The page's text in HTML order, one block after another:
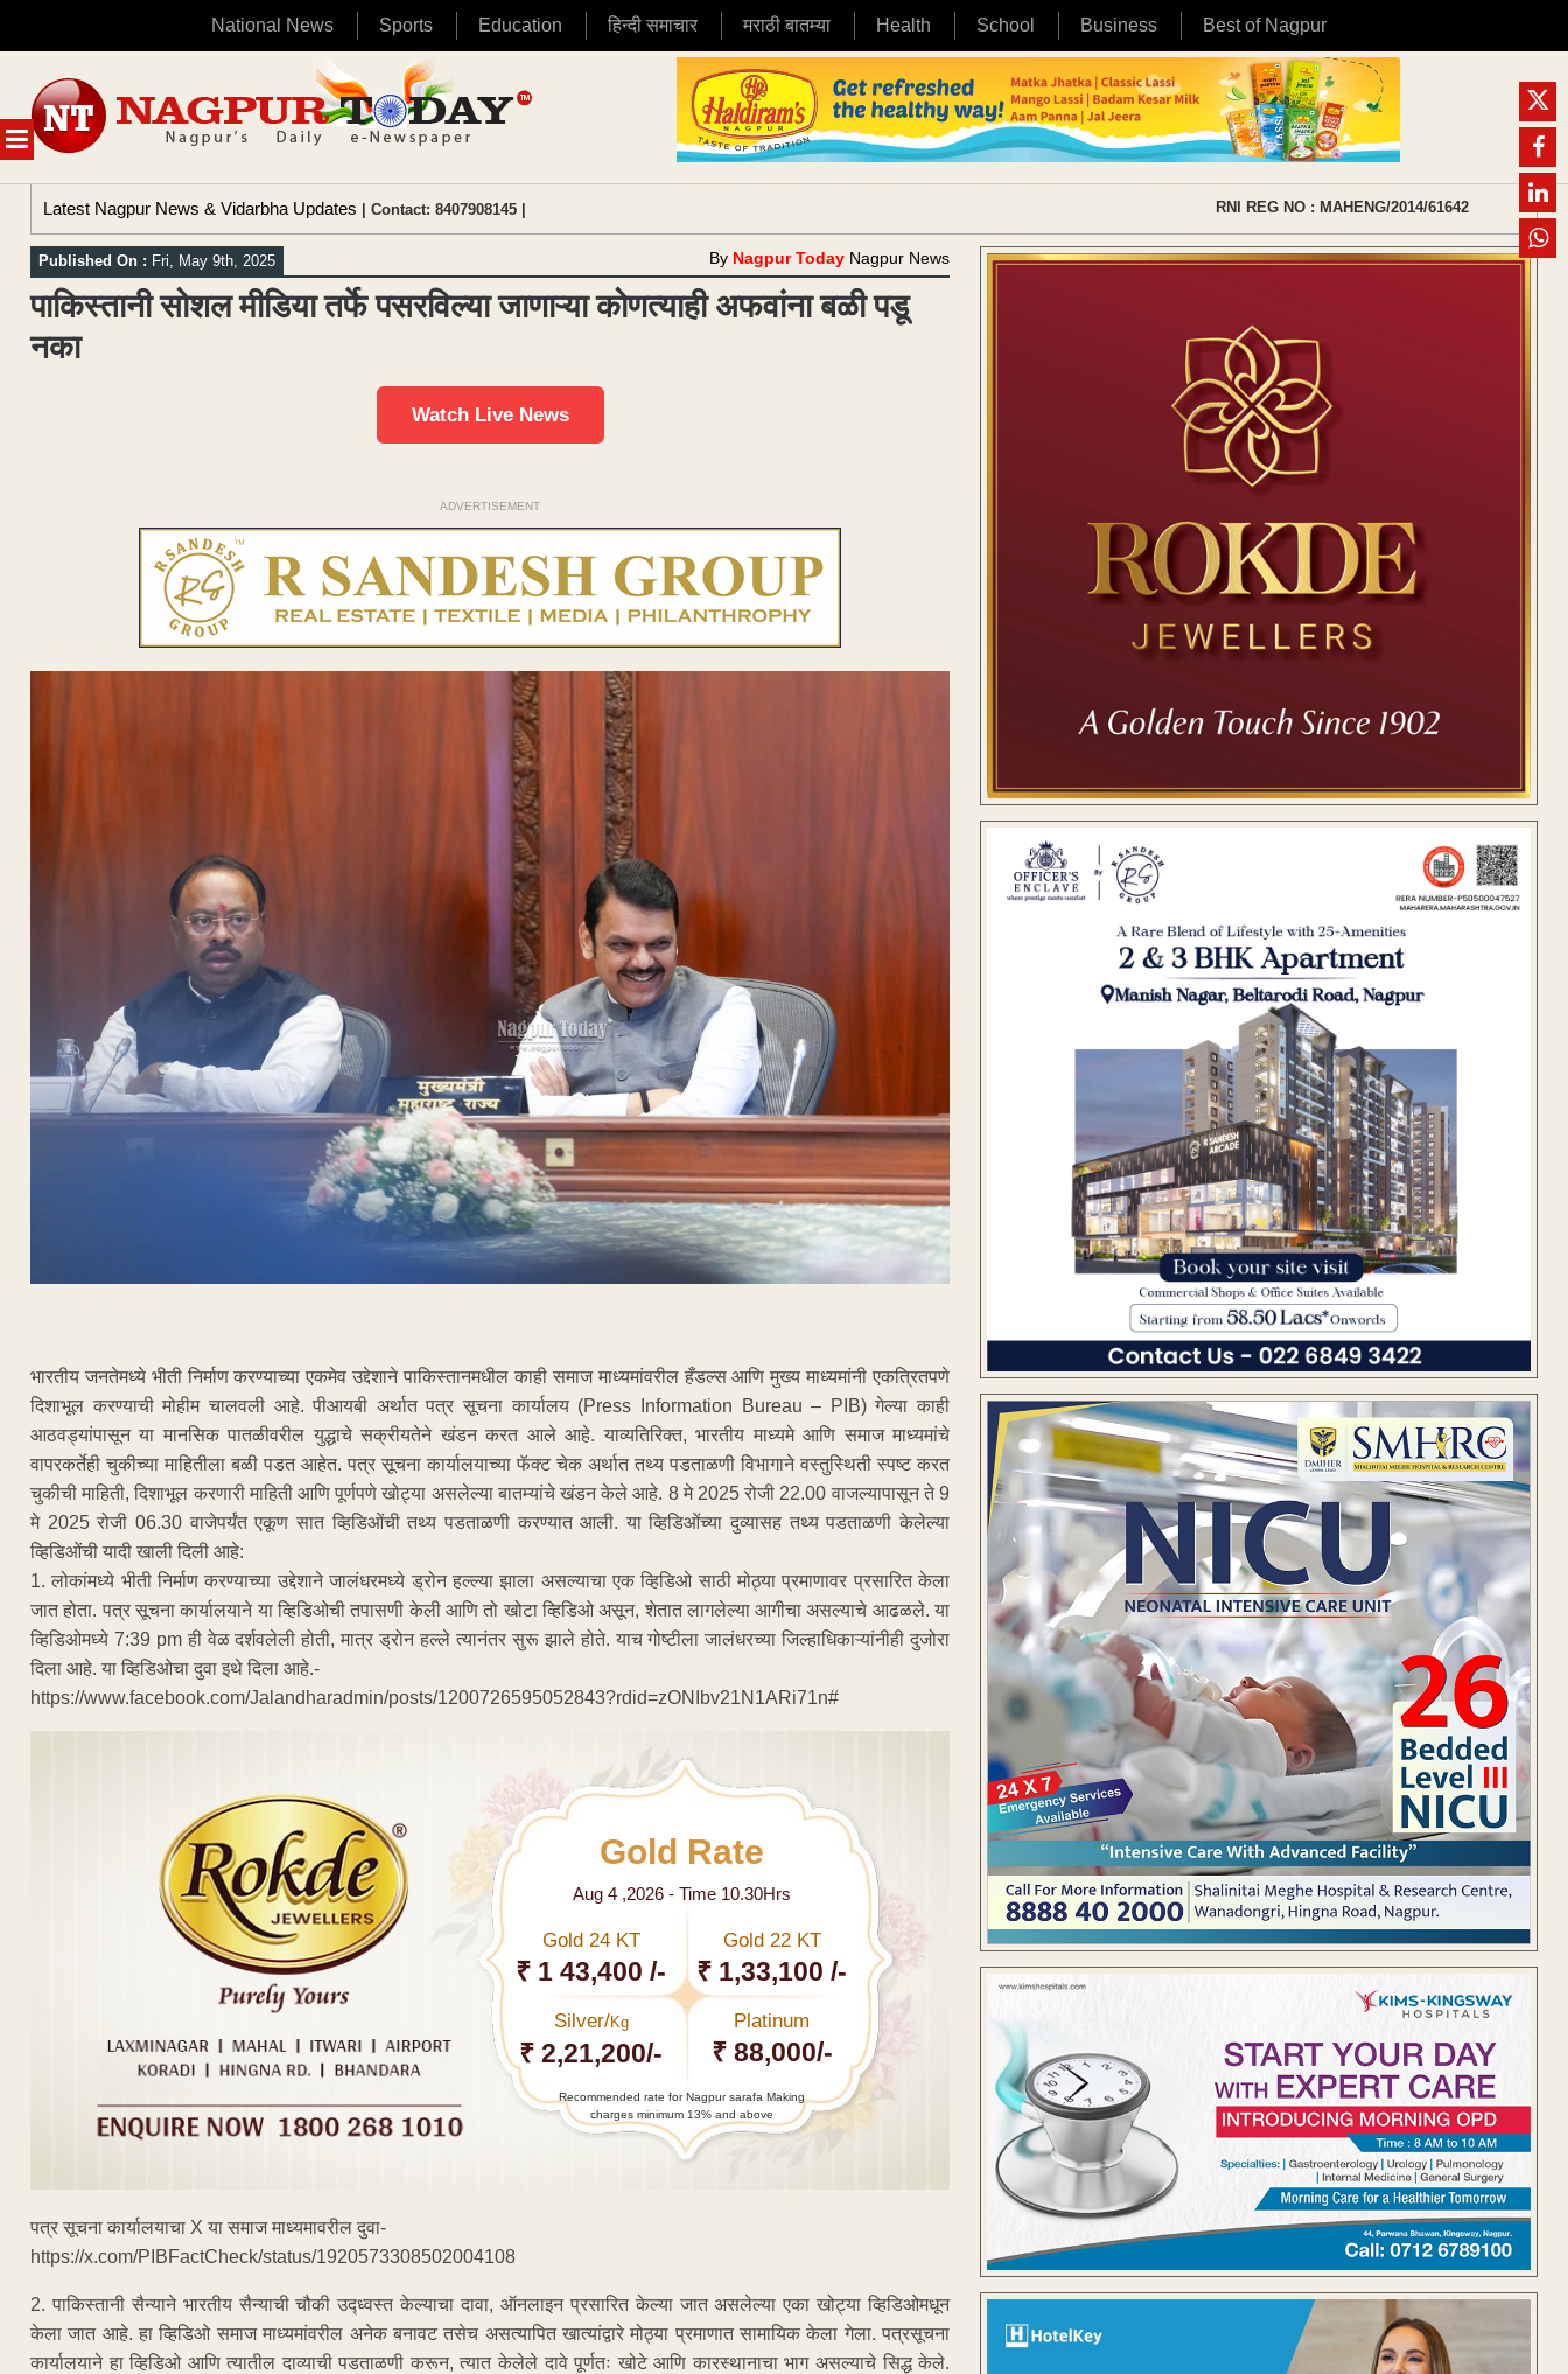
National News Sports Education हिन्दी समाचार मराठी बातम्या Health School Business Best of Nagpur
MENU
content
Latest Nagpur News & Vidarbha Updates | Contact: 8407908145 | RNI REG NO : MAHENG/2014/61642
Published On : Fri, May 9th, 2025 By Nagpur Today Nagpur News
पाकिस्तानी सोशल मीडिया तर्फे पसरविल्या जाणाऱ्या कोणत्याही अफवांना बळी पडू
नका
Watch Live News
ADVERTISEMENT
भारतीय जनतेमध्ये भीती निर्माण करण्याच्या एकमेव उद्देशाने पाकिस्तानमधील काही समाज माध्यमांवरील हँडल्स आणि मुख्य माध्यमांनी एकत्रितपणे
दिशाभूल करण्याची मोहीम चालवली आहे. पीआयबी अर्थात पत्र सूचना कार्यालय (Press Information Bureau – PIB) गेल्या काही
आठवड्यांपासून या मानसिक पातळीवरील युद्धाचे सक्रीयतेने खंडन करत आले आहे. याव्यतिरिक्त, भारतीय माध्यमे आणि समाज माध्यमांचे
वापरकर्तेही चुकीच्या माहितीला बळी पडत आहेत. पत्र सूचना कार्यालयाच्या फॅक्ट चेक अर्थात तथ्य पडताळणी विभागाने वस्तुस्थिती स्पष्ट करत
चुकीची माहिती, दिशाभूल करणारी माहिती आणि पूर्णपणे खोट्या असलेल्या बातम्यांचे खंडन केले आहे. 8 मे 2025 रोजी 22.00 वाजल्यापासून ते 9
मे 2025 रोजी 06.30 वाजेपर्यंत एकूण सात व्हिडिओंची तथ्य पडताळणी करण्यात आली. या व्हिडिओंच्या दुव्यासह तथ्य पडताळणी केलेल्या
व्हिडिओंची यादी खाली दिली आहे:
1. लोकांमध्ये भीती निर्माण करण्याच्या उद्देशाने जालंधरमध्ये ड्रोन हल्ल्या झाला असल्याचा एक व्हिडिओ साठी मोठ्या प्रमाणावर प्रसारित केला
जात होता. पत्र सूचना कार्यालयाने या व्हिडिओची तपासणी केली आणि तो खोटा व्हिडिओ असून, शेतात लागलेल्या आगीचा असल्याचे आढळले. या
व्हिडिओमध्ये 7:39 pm ही वेळ दर्शवलेली होती, मात्र ड्रोन हल्ले त्यानंतर सुरू झाले होते. याच गोष्टीला जालंधरच्या जिल्‍हाधिकाऱ्यांनीही दुजोरा
दिला आहे. या व्हिडिओचा दुवा इथे दिला आहे.-
https://www.facebook.com/Jalandharadmin/posts/1200726595052843?rdid=zONIbv21N1ARi71n#
Gold Rate
Aug 4 ,2026 - Time 10.30Hrs
Gold 24 KT
₹ 1 43,400 /-
Gold 22 KT
₹ 1,33,100 /-
Silver/Kg
₹ 2,21,200/-
Platinum
₹ 88,000/-
Recommended rate for Nagpur sarafa Making
charges minimum 13% and above
पत्र सूचना कार्यालयाचा X या समाज माध्यमावरील दुवा-
https://x.com/PIBFactCheck/status/1920573308502004108
2. पाकिस्तानी सैन्याने भारतीय सैन्याची चौकी उद्ध्वस्त केल्याचा दावा, ऑनलाइन प्रसारित केल्या जात असलेल्या एका खोट्या व्हिडिओमधून
केला जात आहे. हा व्हिडिओ समाज माध्यमांवरील अनेक बनावट तसेच असत्यापित खात्यांद्वारे मोठ्या प्रमाणात सामायिक केला गेला. पत्रसूचना
कार्यालयाने हा व्हिडिओ आणि त्यातील दाव्याची पडताळणी करून, त्यात केलेले दावे पूर्णतः खोटे आणि कारस्थानाचा भाग असल्याचे सिद्ध केले.